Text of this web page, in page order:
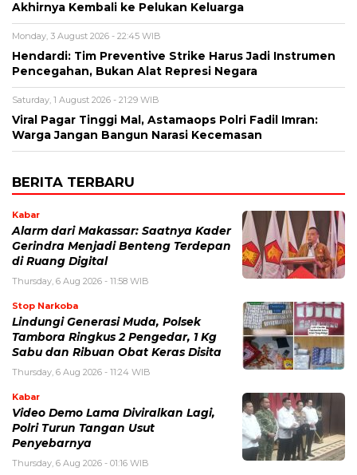
Akhirnya Kembali ke Pelukan Keluarga
Monday, 3 August 2026 - 22:45 WIB
Hendardi: Tim Preventive Strike Harus Jadi Instrumen
Pencegahan, Bukan Alat Represi Negara
Saturday, 1 August 2026 - 21:29 WIB
Viral Pagar Tinggi Mal, Astamaops Polri Fadil Imran:
Warga Jangan Bangun Narasi Kecemasan
BERITA TERBARU
Kabar
Alarm dari Makassar: Saatnya Kader
Gerindra Menjadi Benteng Terdepan
di Ruang Digital
Thursday, 6 Aug 2026 - 11:58 WIB
Stop Narkoba
Lindungi Generasi Muda, Polsek
Tambora Ringkus 2 Pengedar, 1 Kg
Sabu dan Ribuan Obat Keras Disita
Thursday, 6 Aug 2026 - 11:24 WIB
Kabar
Video Demo Lama Diviralkan Lagi,
Polri Turun Tangan Usut
Penyebarnya
Thursday, 6 Aug 2026 - 01:16 WIB